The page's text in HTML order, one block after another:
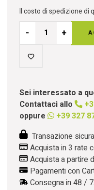
Il costo di spedizione di
- +
Sei interessato a
Contattaci allo
oppure
+39 327
Transazione sicura
Acquista in 3 rate
Acquista a partire
Pagamenti con
Consegna in 48 /